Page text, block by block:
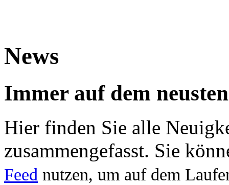
News
Immer auf dem
Hier finden Sie alle
zusammengefasst. Sie
Feed nutzen, um auf dem